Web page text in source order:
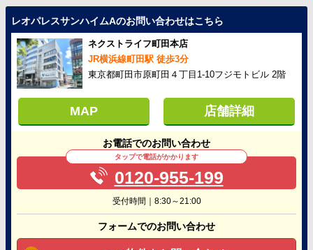
レオパレスサンハイムAのお問い合わせはこちら
ネクストライフ町田本店
JR横浜線町田駅 徒歩3分
東京都町田市原町田４丁目1-10フジモトビル 2階
MAP 店舗詳細
お電話でのお問い合わせ
タップで電話がかかります
0120-955-199
受付時間｜8:30～21:00
フォームでのお問い合わせ